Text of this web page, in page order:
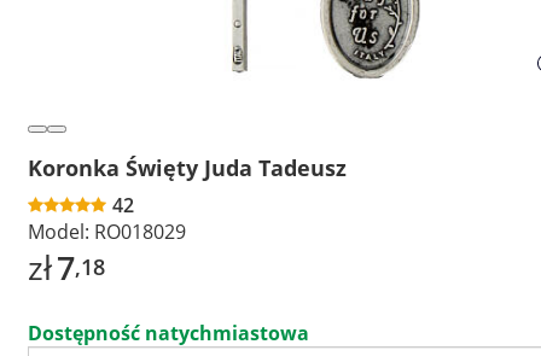
Koronka Święty Juda Tadeusz
42
Model: RO018029
zł7,18
Dostępność natychmiastowa